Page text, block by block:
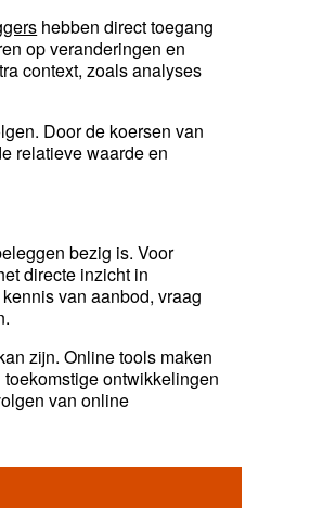
hebben direct toegang
op veranderingen en
context, zoals analyses
Door de koersen van
relatieve waarde en
bezig is. Voor
directe inzicht in
van aanbod, vraag
zijn. Online tools maken
ontwikkelingen
van online